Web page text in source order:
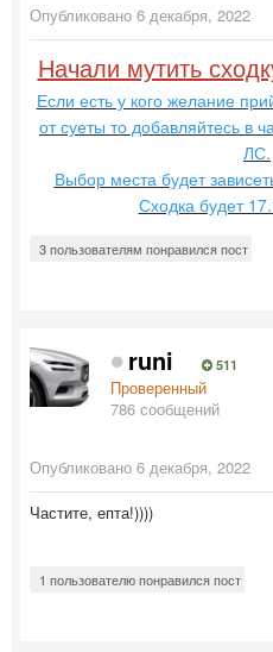
Опубликовано 6 декабря, 2022
Начали мутить
Если есть у кого желание
от суеты то добавляйтесь в
ЛС.
Выбор места будет
Сходка будет
3 пользователям понравился пост
runi 511
Проверенный
786 сообщений
Опубликовано 6 декабря, 2022
Частите, епта!))))
1 пользователю понравился пост